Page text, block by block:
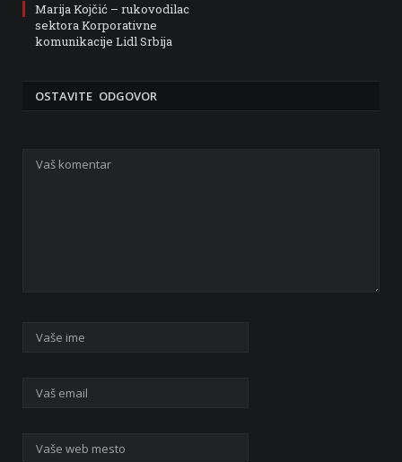
Marija Kojčić – rukovodilac
sektora Korporativne
komunikacije Lidl Srbija
OSTAVITE ODGOVOR